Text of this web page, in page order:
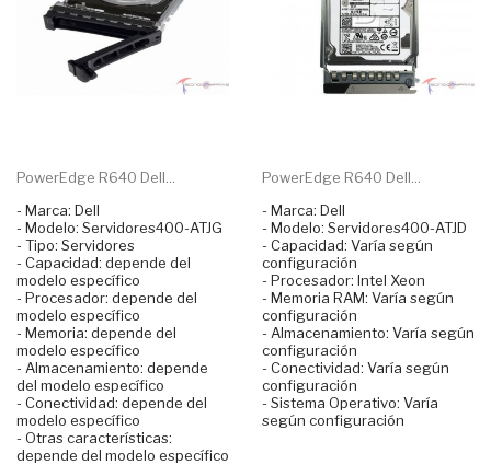
PowerEdge R640 Dell...
- Marca: Dell
- Modelo: Servidores400-ATJG
- Tipo: Servidores
- Capacidad: depende del
modelo específico
- Procesador: depende del
modelo específico
- Memoria: depende del
modelo específico
- Almacenamiento: depende
del modelo específico
- Conectividad: depende del
modelo específico
- Otras características:
depende del modelo específico
PowerEdge R640 Dell...
- Marca: Dell
- Modelo: Servidores400-ATJD
- Capacidad: Varía según
configuración
- Procesador: Intel Xeon
- Memoria RAM: Varía según
configuración
- Almacenamiento: Varía según
configuración
- Conectividad: Varía según
configuración
- Sistema Operativo: Varía
según configuración